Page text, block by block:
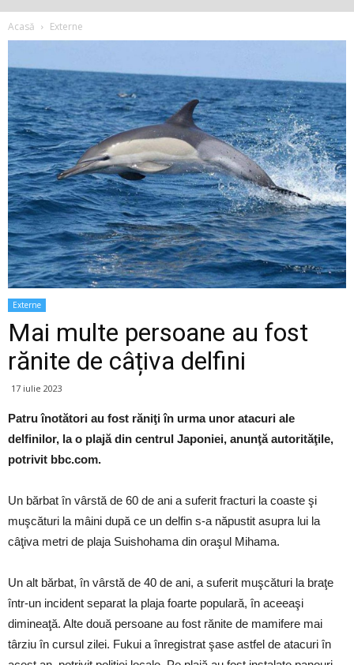
Acasă Externe
Externe
Mai multe persoane au fost
rănite de câțiva delfini
17 iulie 2023
Patru înotători au fost răniţi în urma unor atacuri ale
delfinilor, la o plajă din centrul Japoniei, anunţă autorităţile,
potrivit bbc.com.
Un bărbat în vârstă de 60 de ani a suferit fracturi la coaste şi
muşcături la mâini după ce un delfin s-a năpustit asupra lui la
câţiva metri de plaja Suishohama din oraşul Mihama.
Un alt bărbat, în vârstă de 40 de ani, a suferit muşcături la braţe
într-un incident separat la plaja foarte populară, în aceeaşi
dimineaţă. Alte două persoane au fost rănite de mamifere mai
târziu în cursul zilei. Fukui a înregistrat şase astfel de atacuri în